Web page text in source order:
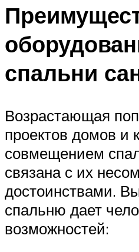
спальни
Возрастающая
проектов домов и
совмещением
связана с их
достоинствами.
спальню дает
возможностей: